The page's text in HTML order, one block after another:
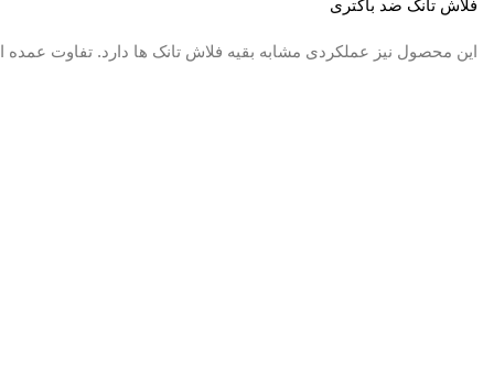
فلاش تانک ضد باکتری
این محصول نیز عملکردی مشابه بقیه فلاش تانک ها دارد. تفاوت